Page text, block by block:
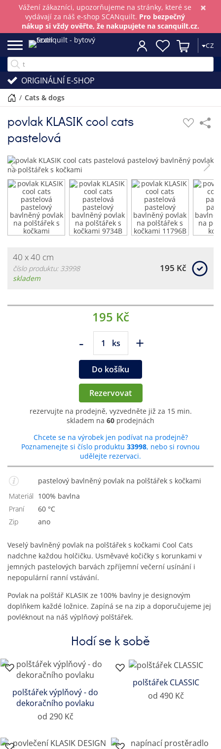
×
Vážení zákazníci, upozorňujeme na stránky, které se
vydávají za náš e-shop SCANquilt. Pro bezpečný
nákup si vždy ověřte, že nakupujete na scanquilt.cz.
CZ
ORIGINÁLNÍ E-SHOP
/ cats & dogs
povlak KLASIK cool cats
pastelová
40 x 40 cm
číslo produktu: 33998
skladem
195 Kč
195 Kč
- ks +
Do košíku
Rezervovat
rezervujte na prodejně, vyzvedněte již za 15 min.
skladem na 60 prodejnách
Chcete se na výrobek jen podívat na prodejně?
Poznamenejte si číslo produktu 33998, nebo si rovnou
udělejte rezervaci.
pastelový bavlněný povlak na polštářek s kočkami
Materiál
100% bavlna
Praní
60 °C
Zip
Ano
Veselý bavlněný povlak na polštářek s kočkami Cool Cats
nadchne každou holčičku. Usměvavé kočičky s korunkami v
jemných pastelových barvách zpříjemní večerní usínání i
nepopulární ranní vstávání.
Povlak na polštář KLASIK ze 100% bavlny je designovým
doplňkem každé ložnice. Zapíná se na zip a doporučujeme jej
povléknout na náš výplňový polštářek.
Hodí se k sobě
polštářek výplňový - do
dekoračního povlaku
od 290 Kč
polštářek CLASSIC
od 490 Kč